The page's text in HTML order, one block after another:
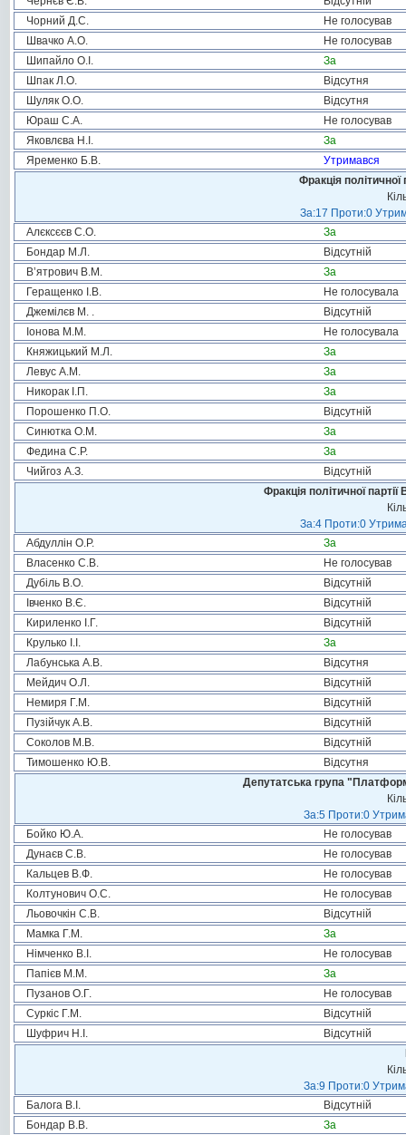
Чорний Д.С.
Не голосував
Швачко А.О.
Не голосував
Шипайло О.І.
За
Шпак Л.О.
Відсутня
Шуляк О.О.
Відсутня
Юраш С.А.
Не голосував
Яковлєва Н.І.
За
Яременко Б.В.
Утримався
Фракція
За:17 Проти:0
Алєксєєв С.О.
За
Бондар М.Л.
Відсутній
В’ятрович В.М.
За
Геращенко І.В.
Не голосувала
Джемілєв М. .
Відсутній
Іонова М.М.
Не голосувала
Княжицький М.Л.
За
Левус А.М.
За
Никорак І.П.
За
Порошенко П.О.
Відсутній
Синютка О.М.
За
Федина С.Р.
За
Чийгоз А.З.
Відсутній
Фракція політичної
За:4 Проти:0
Абдуллін О.Р.
За
Власенко С.В.
Не голосував
Дубіль В.О.
Відсутній
Івченко В.Є.
Відсутній
Кириленко І.Г.
Відсутній
Крулько І.І.
За
Лабунська А.В.
Відсутня
Мейдич О.Л.
Відсутній
Немиря Г.М.
Відсутній
Пузійчук А.В.
Відсутній
Соколов М.В.
Відсутній
Тимошенко Ю.В.
Відсутня
Депутатська група
За:5 Проти:0
Бойко Ю.А.
Не голосував
Дунаєв С.В.
Не голосував
Кальцев В.Ф.
Не голосував
Колтунович О.С.
Не голосував
Льовочкін С.В.
Відсутній
Мамка Г.М.
За
Німченко В.І.
Не голосував
Папієв М.М.
За
Пузанов О.Г.
Не голосував
Суркіс Г.М.
Відсутній
Шуфрич Н.І.
Відсутній
За:9 Проти:0
Балога В.І.
Відсутній
Бондар В.В.
За